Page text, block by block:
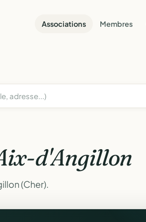
Associations Membres
d'Angillon
(Cher).